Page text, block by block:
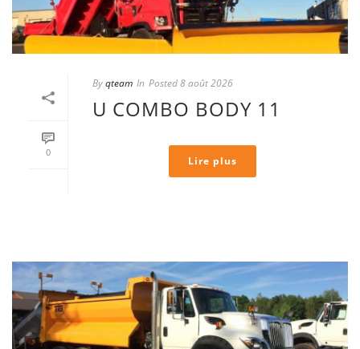
0
Byqteam In Posted8 août 2026
U COMBO BODY 11
Lire plus